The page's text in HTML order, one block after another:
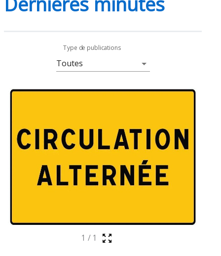
Type de publications
Page 1. 5 actualités sur 18 affichées sur cette page.
1 / 1